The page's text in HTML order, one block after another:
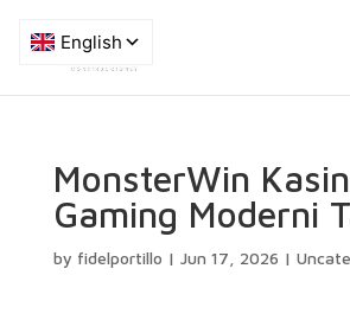
MonsterWin
Gaming Moderni
by fidelportillo | Jun 17, 2026 |